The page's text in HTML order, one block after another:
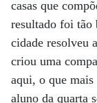
casas que
resultado foi tão
cidade resolveu
criou uma
aqui, o que
aluno da quarta